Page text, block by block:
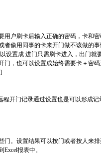
户刷卡后输入正确的密码，卡和
偷用同事的卡来开门做不该做的
设置成 进门只需刷卡进入，出门就
，也可以设置成始终需要卡＋密码
开门记录通过设置也是可以形成记
。设置结果可以按门或者按人来
报表中。